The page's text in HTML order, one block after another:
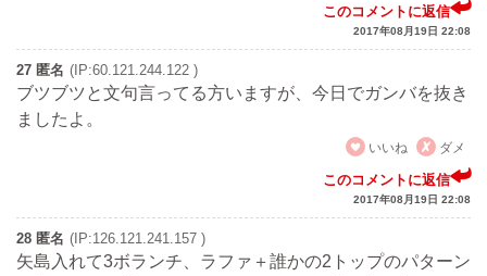
このコメントに返信
2017年08月19日 22:08
27 匿名 (IP:60.121.244.122 )
ブツブツと文句言ってる方いますが、今日でガンバを抜き
ましたよ。
いいね
ダメ
このコメントに返信
2017年08月19日 22:08
28 匿名 (IP:126.121.241.157 )
矢島入れて3ボランチ、ラファ＋誰かの2トップのパターン